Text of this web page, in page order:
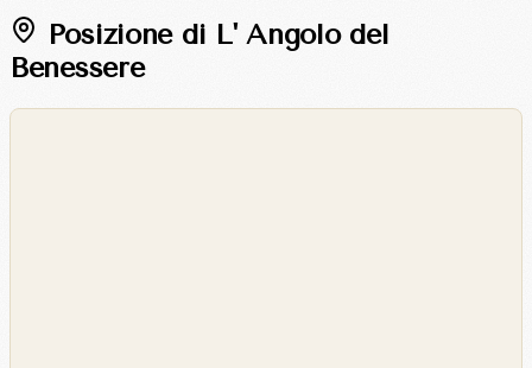
Posizione di L' Angolo del
Benessere